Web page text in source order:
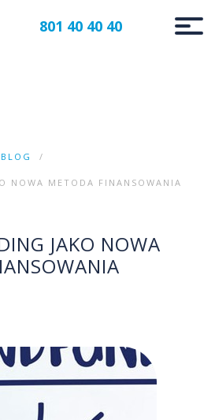
801 40 40 40
BLOG
NOWA METODA FINANSOWANIA
JAKO NOWA